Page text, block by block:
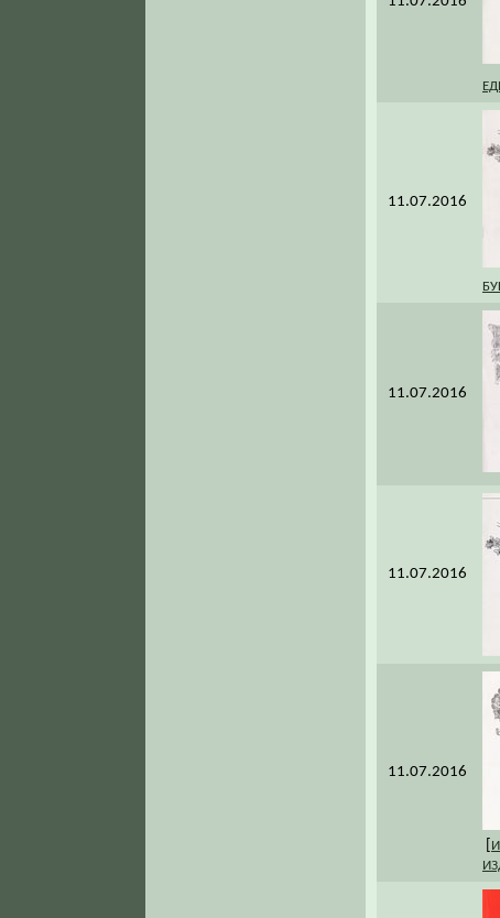
11.07.2016
11.07.2016
11.07.2016
11.07.2016